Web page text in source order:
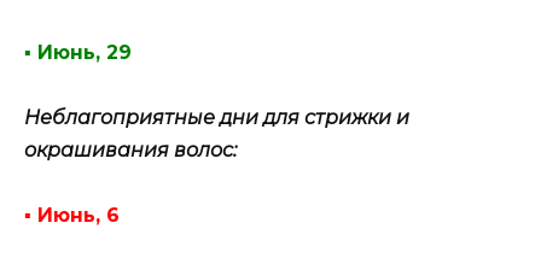
▪ Июнь, 29
Неблагоприятные дни для стрижки и
окрашивания волос:
▪ Июнь, 6